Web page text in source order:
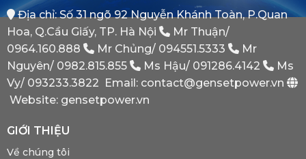
Phát
Dự
Phòng
Bắt
Phải
Có?
Địa chỉ: Số 31 ngõ 92 Nguyễn Khánh Toàn, P.Quan
Hoa, Q.Cầu Giấy, TP. Hà Nội
Mr Thuận/
0964.160.888
Mr Chủng/ 094551.5333
Mr
Nguyên/ 0982.815.855 Ms Hậu/ 091286.4142
Ms
Vy/ 093233.3822 Email: contact@gensetpower.vn
Website: gensetpower.vn
GIỚI THIỆU
Về chúng tôi